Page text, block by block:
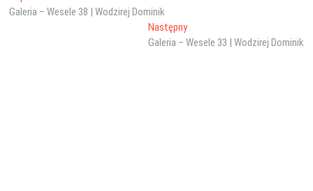
wpisuwpis:
Galeria – Wesele 38 | Wodzirej Dominik
NastępnyNastępny
wpis:
Galeria – Wesele 33 | Wodzirej Dominik